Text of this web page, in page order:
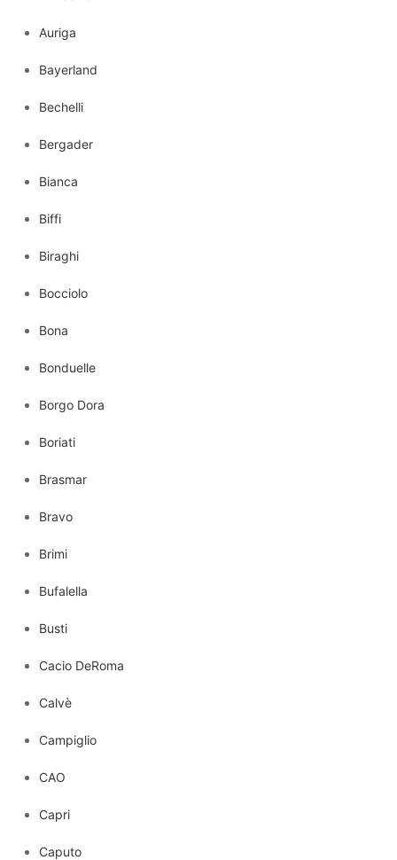
Auriga
Bayerland
Bechelli
Bergader
Bianca
Biffi
Biraghi
Bocciolo
Bona
Bonduelle
Borgo Dora
Boriati
Brasmar
Bravo
Brimi
Bufalella
Busti
Cacio DeRoma
Calvè
Campiglio
CAO
Capri
Caputo